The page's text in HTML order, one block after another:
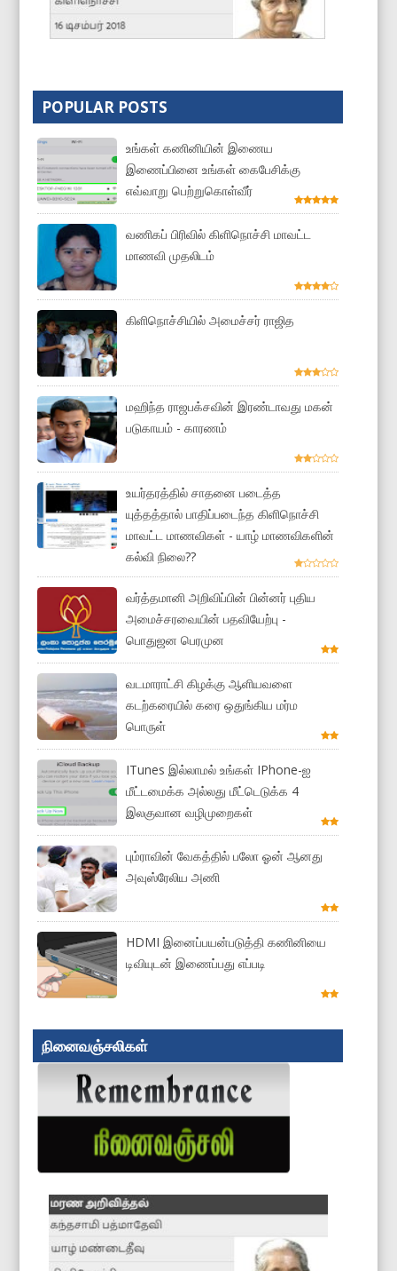
POPULAR POSTS
உங்கள் கணினியின் இணைய
இணைப்பினை உங்கள் கைபேசிக்கு
எவ்வாறு பெற்றுகொள்வீர்
வணிகப் பிரிவில் கிளிநொச்சி மாவட்ட
மாணவி முதலிடம்
கிளிநொச்சியில் அமைச்சர் ராஜித
மஹிந்த ராஜபக்சவின் இரண்டாவது மகன்
படுகாயம் - காரணம்
உயர்தரத்தில் சாதனை படைத்த
யுத்தத்தால் பாதிப்படைந்த கிளிநொச்சி
மாவட்ட மாணவிகள் - யாழ் மாணவிகளின்
கல்வி நிலை??
வர்த்தமானி அறிவிப்பின் பின்னர் புதிய
அமைச்சரவையின் பதவியேற்பு -
பொதுஜன பெரமுன
வடமாராட்சி கிழக்கு ஆளியவளை
கடற்கரையில் கரை ஒதுங்கிய மர்ம
பொருள்
ITunes இல்லாமல் உங்கள் IPhone-ஐ
மீட்டமைக்க அல்லது மீட்டெடுக்க 4
இலகுவான வழிமுறைகள்
பும்ராவின் வேகத்தில் பலோ ஓன் ஆனது
அவுஸ்ரேலிய அணி
HDMI இனைப்பயன்படுத்தி கணினியை
டிவியுடன் இணைப்பது எப்படி
நினைவஞ்சலிகள்